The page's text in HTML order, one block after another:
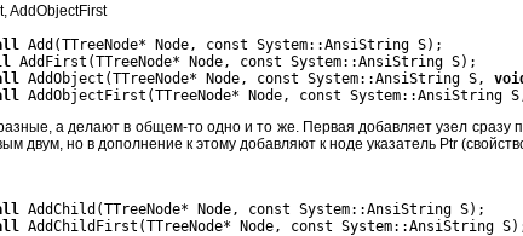
AddObjectFirst
Add(TTreeNode* Node, const System::AnsiString S);
AddFirst(TTreeNode* Node, const System::AnsiString S);
AddObject(TTreeNode* Node, const System::AnsiString S,
AddObjectFirst(TTreeNode* Node, const System::AnsiString
а делают в общем-то одно и то же. Первая добавляет узел
двум, но в дополнение к этому добавляют к ноде указатель Ptr
AddChild(TTreeNode* Node, const System::AnsiString S);
AddChildFirst(TTreeNode* Node, const System::AnsiString